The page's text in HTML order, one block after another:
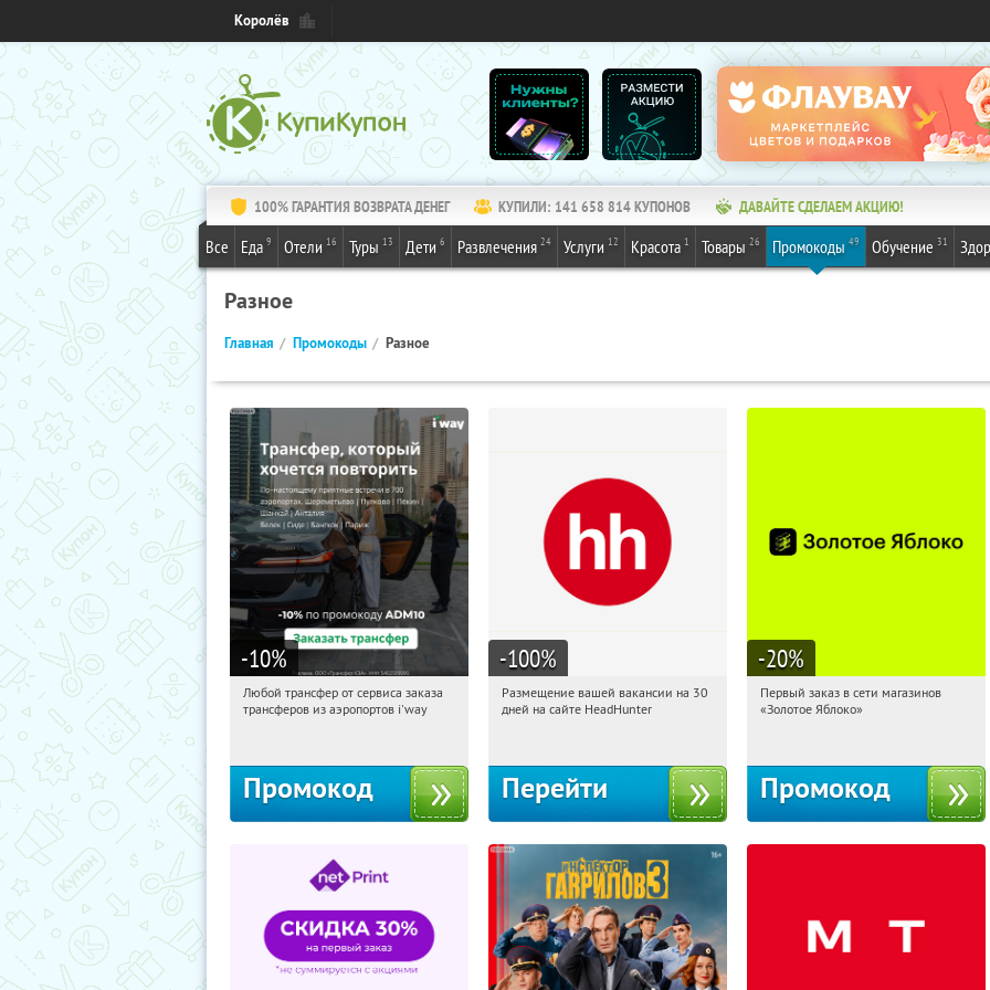
Королёв
100% ГАРАНТИЯ ВОЗВРАТА ДЕНЕГ КУПИЛИ: 141 658 814КУПОНОВ ДАВАЙТЕ СДЕЛАЕМ АКЦИЮ!
Все Еда 9 Отели 16 Туры 13 Дети 6 Развлечения 24 Услуги 12 Красота 1 Товары 26 Промокоды 49 Обучение 31
Разное
Главная Промокоды Разное
-10%
19:47:29
Получи первым!
Любой трансфер от сервиса заказа
трансферов из аэропортов i'way
Промокод
-100%
19:47:29
Получи первым!
Размещение вашей вакансии на 30
дней на сайте HeadHunter
Перейти
-20%
19:47:29
Получи первым!
Первый заказ в сети магазинов
«Золотое Яблоко»
Промокод